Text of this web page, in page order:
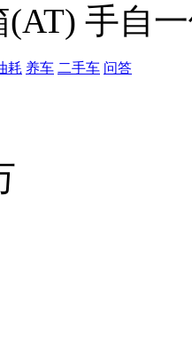
(AT) 手自
耗 养车 二手车 问答